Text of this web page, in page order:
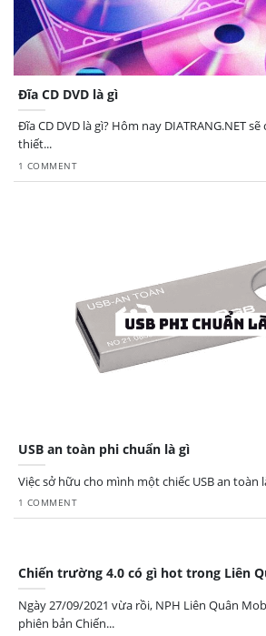
Đĩa CD DVD là gì
Đĩa CD DVD là gì? Hôm nay DIATRANG.NET
thiết...
1 COMMENT
USB an toàn phi chuẩn là gì
Việc sở hữu cho mình một chiếc USB an toàn
1 COMMENT
Chiến trường 4.0 có gì hot trong Liên
Ngày 27/09/2021 vừa rồi, NPH Liên Quân
phiên bản Chiến...